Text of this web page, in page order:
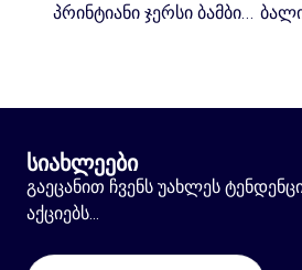
პრინტიანი ჯერსი ბამბის და ფლისის საბანი თეთრი
სიახლეები
გაეცანით ჩვენს უახლეს
აქციებს...